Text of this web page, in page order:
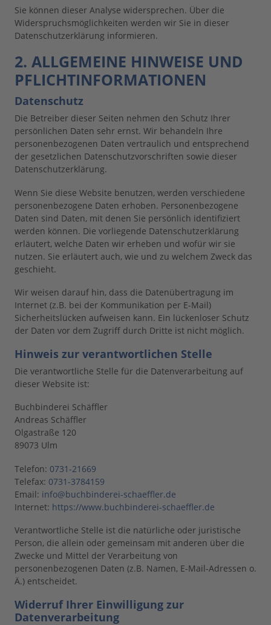
Sie können dieser Analyse widersprechen. Über die
Widerspruchsmöglichkeiten werden wir Sie in dieser
Datenschutzerklärung informieren.
2. ALLGEMEINE HINWEISE UND
PFLICHTINFORMATIONEN
Datenschutz
Die Betreiber dieser Seiten nehmen den Schutz Ihrer
persönlichen Daten sehr ernst. Wir behandeln Ihre
personenbezogenen Daten vertraulich und entsprechend
der gesetzlichen Datenschutzvorschriften sowie dieser
Datenschutzerklärung.
Wenn Sie diese Website benutzen, werden verschiedene
personenbezogene Daten erhoben. Personenbezogene
Daten sind Daten, mit denen Sie persönlich identifiziert
werden können. Die vorliegende Datenschutzerklärung
erläutert, welche Daten wir erheben und wofür wir sie
nutzen. Sie erläutert auch, wie und zu welchem Zweck das
geschieht.
Wir weisen darauf hin, dass die Datenübertragung im
Internet (z.B. bei der Kommunikation per E-Mail)
Sicherheitslücken aufweisen kann. Ein lückenloser Schutz
der Daten vor dem Zugriff durch Dritte ist nicht möglich.
Hinweis zur verantwortlichen Stelle
Die verantwortliche Stelle für die Datenverarbeitung auf
dieser Website ist:
Buchbinderei Schäffler
Andreas Schäffler
Olgastraße 120
89073 Ulm
Telefon: 0731-21669
Telefax: 0731-3784159
Email: info@buchbinderei-schaeffler.de
Internet: https://www.buchbinderei-schaeffler.de
Verantwortliche Stelle ist die natürliche oder juristische
Person, die allein oder gemeinsam mit anderen über die
Zwecke und Mittel der Verarbeitung von
personenbezogenen Daten (z.B. Namen, E-Mail-Adressen o.
Ä.) entscheidet.
Widerruf Ihrer Einwilligung zur
Datenverarbeitung